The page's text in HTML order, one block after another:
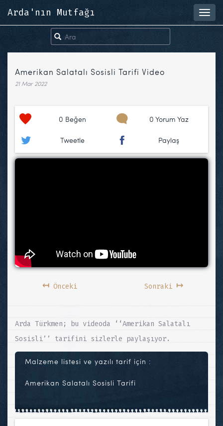
Arda'nın Mutfağı
Amerikan Salatalı Sosisli Tarifi Video
21 Mar 2022
0 Beğen 0 Yorum Yaz
Tweetle Paylaş
↤Önceki Sonraki ↦
Arda Türkmen; bu videoda ‘‘Amerikan Salatalı
Sosisli’’ tarifini sizlerle paylaşıyor.
Malzeme listesi ve yazılı tarif için :
Amerikan Salatalı Sosisli Tarifi